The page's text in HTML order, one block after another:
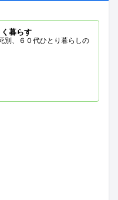
暮らす
別、６０代ひとり暮らしの